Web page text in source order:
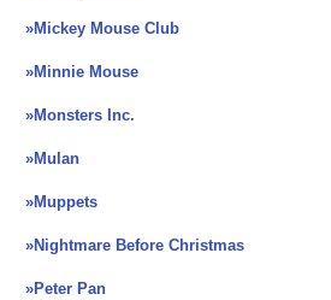
»Mickey Mouse Club
»Minnie Mouse
»Monsters Inc.
»Mulan
»Muppets
»Nightmare Before Christmas
»Peter Pan